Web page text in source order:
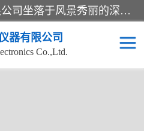
深圳市亿阳电子仪器有限公司坐落于风景秀丽的深圳市光明区，集SMT设备销售务为一体，努力为客户提供电子装配解决方案。与行业**SMT设备厂商：ASM（印刷机，锡膏检查机，贴片机），德国ERSA（爱莎）建立了稳固的代理合作关系，销售的设备一直保持**电子装配行业未来发展方向，能够满足客户各种繁杂产品的生产应用。
器有限公司
Co.,Ltd.